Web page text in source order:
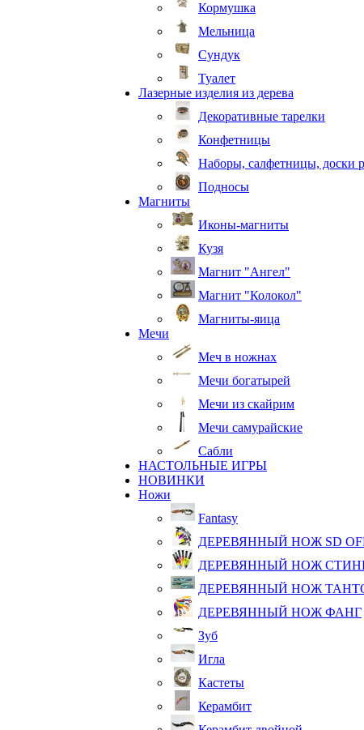
Кормушка
Мельница
Сундук
Туалет
Лазерные изделия из дерева
Декоративные тарелки
Конфетницы
Наборы, салфетницы, доски
Подносы
Магниты
Иконы-магниты
Кузя
Магнит "Ангел"
Магнит "Колокол"
Магниты-яица
Мечи
Меч в ножнах
Мечи богатырей
Мечи из скайрим
Мечи самурайские
Сабли
НАСТОЛЬНЫЕ ИГРЫ
НОВИНКИ
Ножи
Fantasy
ДЕРЕВЯННЫЙ НОЖ SD
ДЕРЕВЯННЫЙ НОЖ
ДЕРЕВЯННЫЙ НОЖ
ДЕРЕВЯННЫЙ НОЖ ФАНГ
Зуб
Игла
Кастеты
Керамбит